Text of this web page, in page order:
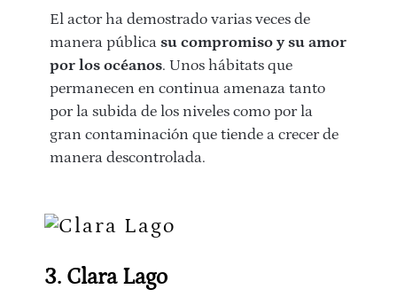
El actor ha demostrado varias veces de
manera pública su compromiso y su amor
por los océanos. Unos hábitats que
permanecen en continua amenaza tanto
por la subida de los niveles como por la
gran contaminación que tiende a crecer de
manera descontrolada.
3. Clara Lago